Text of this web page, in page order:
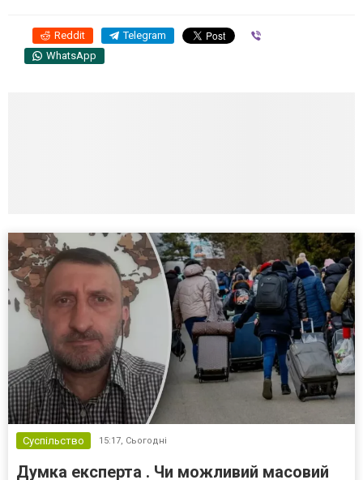
Reddit Telegram
WhatsApp
Суспільство 15:17, Сьогодні
Думка експерта . Чи можливий масовий